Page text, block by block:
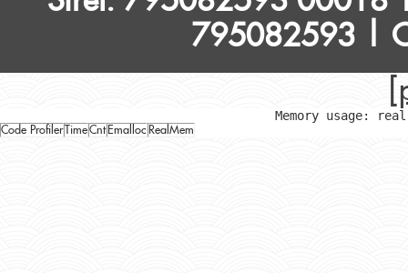
795082593 |
Memory usage:
Code Profiler TimeCnt Emalloc RealMem